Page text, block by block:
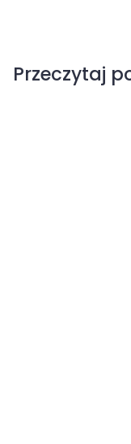
Przeczytaj